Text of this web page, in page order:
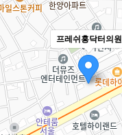
프레쉬홍닥터의원